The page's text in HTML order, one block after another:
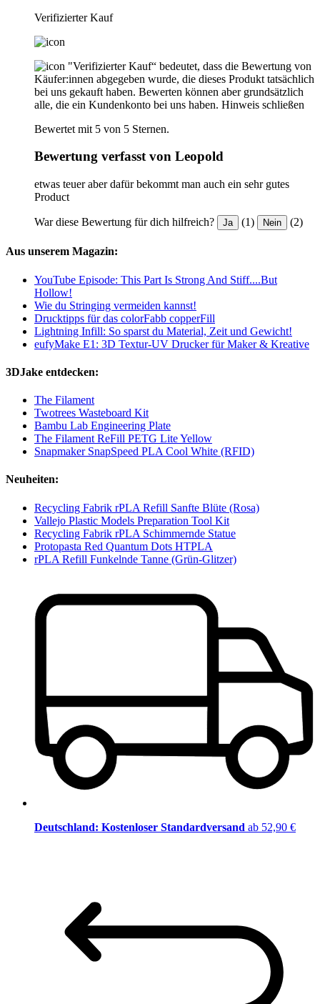
Verifizierter Kauf
"Verifizierter Kauf“ bedeutet, dass die Bewertung von
Käufer:innen abgegeben wurde, die dieses Produkt tatsächlich
bei uns gekauft haben. Bewerten können aber grundsätzlich
alle, die ein Kundenkonto bei uns haben. Hinweis schließen
Bewertet mit 5 von 5 Sternen.
Bewertung verfasst von Leopold
etwas teuer aber dafür bekommt man auch ein sehr gutes
Product
War diese Bewertung für dich hilfreich? Ja (1) Nein (2)
Aus unserem Magazin:
YouTube Episode: This Part Is Strong And Stiff....But
Hollow!
Wie du Stringing vermeiden kannst!
Drucktipps für das colorFabb copperFill
Lightning Infill: So sparst du Material, Zeit und Gewicht!
eufyMake E1: 3D Textur-UV Drucker für Maker & Kreative
3DJake entdecken:
The Filament
Twotrees Wasteboard Kit
Bambu Lab Engineering Plate
The Filament ReFill PETG Lite Yellow
Snapmaker SnapSpeed PLA Cool White (RFID)
Neuheiten:
Recycling Fabrik rPLA Refill Sanfte Blüte (Rosa)
Vallejo Plastic Models Preparation Tool Kit
Recycling Fabrik rPLA Schimmernde Statue
Protopasta Red Quantum Dots HTPLA
rPLA Refill Funkelnde Tanne (Grün-Glitzer)
Deutschland: Kostenloser Standardversand ab 52,90 €